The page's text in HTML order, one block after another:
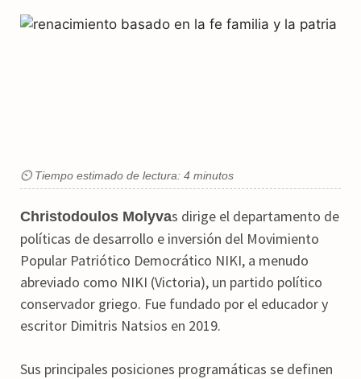
⏲ Tiempo estimado de lectura: 4 minutos
Christodoulos Molyvas dirige el departamento de
políticas de desarrollo e inversión del Movimiento
Popular Patriótico Democrático NIKI, a menudo
abreviado como NIKI (Victoria), un partido político
conservador griego. Fue fundado por el educador y
escritor Dimitris Natsios en 2019.
Sus principales posiciones programáticas se definen